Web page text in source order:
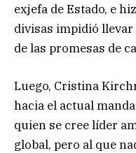
exjefa de Estado, e
divisas impidió
de las promesas de
Luego, Cristina
hacia el actual
quien se cree líder
global, pero al que